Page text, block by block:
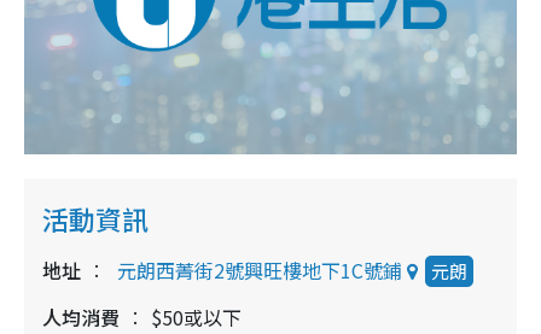
活動資訊
地址 元朗西菁街2號興旺樓地下1C號鋪 元朗
人均消費
$50或以下